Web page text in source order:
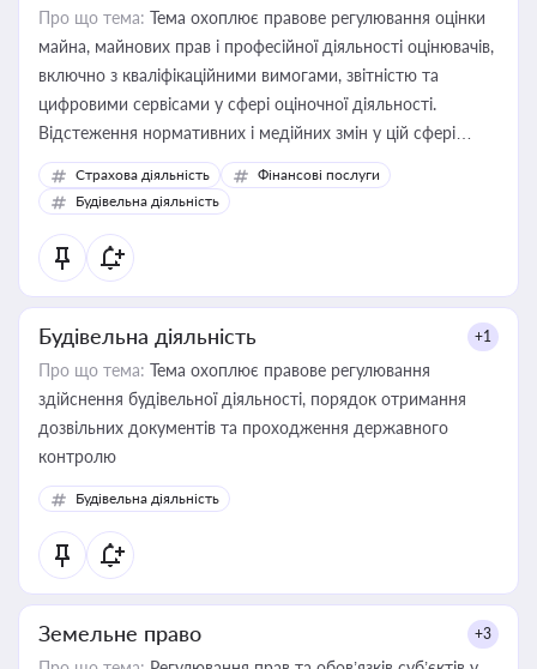
Про що тема: Тема охоплює правове регулювання оцінки
майна, майнових прав і професійної діяльності оцінювачів,
включно з кваліфікаційними вимогами, звітністю та
цифровими сервісами у сфері оціночної діяльності.
Відстеження нормативних і медійних змін у цій сфері
корисне для власника бізнесу, керівника, юриста або
бухгалтера під час оподаткування, приватизації, оренди
державного майна, корпоративних угод і перевірки
статусу суб'єктів оціночної діяльності
Страхова діяльність
Фінансові послуги
Будівельна діяльність
Будівельна діяльність +1
Про що тема: Тема охоплює правове регулювання
здійснення будівельної діяльності, порядок отримання
дозвільних документів та проходження державного
контролю
Будівельна діяльність
Земельне право +3